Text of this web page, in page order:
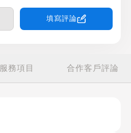
填寫評論
服務項目 合作客戶評論